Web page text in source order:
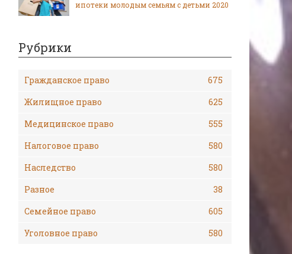
ипотеки молодым семьям с детьми 2020
Рубрики
Гражданское право
675
Жилищное право
625
Медицинское право
555
Налоговое право
580
Наследство
580
Разное
38
Семейное право
605
Уголовное право
580